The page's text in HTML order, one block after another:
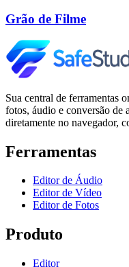
Grão de Filme
Sua central de ferramentas
fotos, áudio e conversão de
diretamente no navegador,
Ferramentas
Editor de Áudio
Editor de Vídeo
Editor de Fotos
Produto
Editor